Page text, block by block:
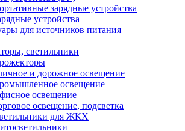
зарядные устройства
устройства
для источников питания
светильники
и дорожное освещение
освещение
освещение
освещение, подсветка
для ЖКХ